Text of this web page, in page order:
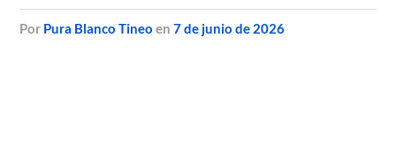
por Pura Blanco Tineo en7 de junio de 2026